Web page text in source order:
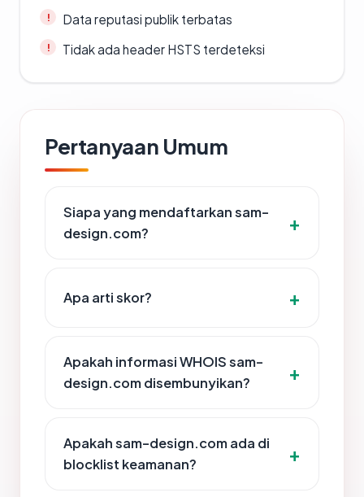
Data reputasi publik terbatas
Tidak ada header HSTS terdeteksi
Pertanyaan Umum
Siapa yang mendaftarkan sam-
design.com?
Apa arti skor?
Apakah informasi WHOIS sam-
design.com disembunyikan?
Apakah sam-design.com ada di
blocklist keamanan?